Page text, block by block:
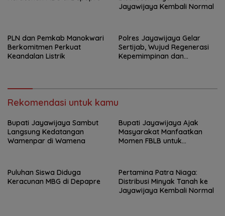
Jayawijaya Kembali Normal
PLN dan Pemkab Manokwari
Berkomitmen Perkuat
Keandalan Listrik
Polres Jayawijaya Gelar
Sertijab, Wujud Regenerasi
Kepemimpinan dan
Rekomendasi untuk kamu
Bupati Jayawijaya Sambut
Langsung Kedatangan
Wamenpar di Wamena
Bupati Jayawijaya Ajak
Masyarakat Manfaatkan
Momen FBLB untuk
Puluhan Siswa Diduga
Keracunan MBG di Depapre
Pertamina Patra Niaga:
Distribusi Minyak Tanah ke
Jayawijaya Kembali Normal